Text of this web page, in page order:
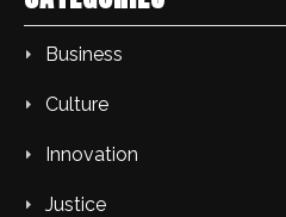
Business
Culture
Innovation
Justice